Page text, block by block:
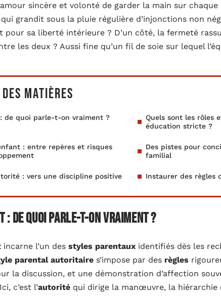
sincère et volonté de garder la main sur
qui grandit sous la pluie régulière d’injonctions non
pour sa liberté intérieure ? D’un côté, la fermeté
les deux ? Aussi fine qu’un fil de soie sur lequel
matières
de quoi parle-t-on vraiment ?
Quels sont les rôles
éducation stricte ?
: entre repères et risques
Des pistes pour
familial
: vers une discipline positive Instaurer des règles
de quoi parle-t-on vraiment ?
incarne l’un des styles parentaux identifiés dès les
parental autoritaire s’impose par des règles
la discussion, et une démonstration d’affection
c’est l’autorité qui dirige la manœuvre, la hiérarchie